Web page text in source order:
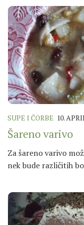
SUPE I ČORBE 10.
Šareno varivo
Za šareno varivo
nek bude različitih